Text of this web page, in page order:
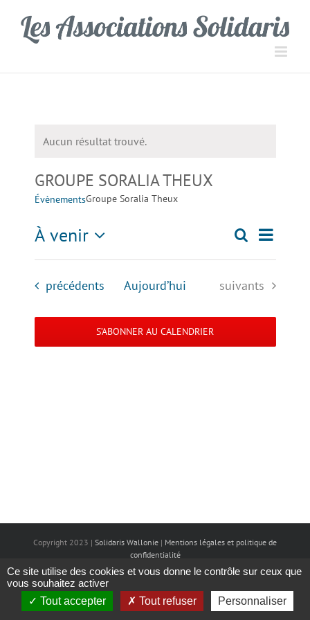
contenu
Notice
Aucun résultat trouvé.
GROUPE SORALIA THEUX
ÉvènementsGroupe Soralia Theux
Recherche
et
navigation
de
Recherche
de
Liste
À venir
Sélectionnez
date.
Évènements
précédents Aujourd’hui Évènements
suivants
S’ABONNER AU CALENDRIER
Copyright 2023 | Solidaris Wallonie | Mentions légales et politique de
confidentialité
Ce site utilise des cookies et vous donne le contrôle sur ceux que
vous souhaitez activer
Tout accepter
Tout refuser Personnaliser